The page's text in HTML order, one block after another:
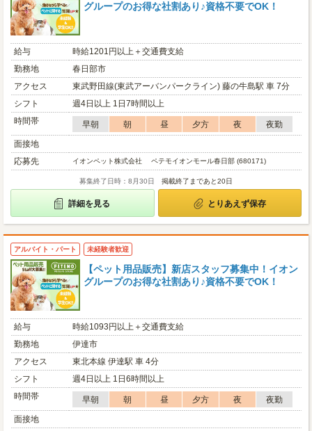
グループのお得な社割あり♪資格不要でOK！
給与
時給1201円以上＋交通費支給
勤務地
春日部市
アクセス
東武野田線(東武アーバンパークライン) 藤の牛島駅 車 7分
シフト
週4日以上 1日7時間以上
時間帯
早朝 朝 昼 夕方 夜
夜勤
面接地
応募先
イオンペット株式会社 ペテモイオンモール春日部 (680171)
募集終了日時：8月30日 掲載終了まであと20日
詳細を見る とりあえず保存
アルバイト・パート 未経験者歓迎
【ペット用品販売】新店スタッフ募集中！イオン
グループのお得な社割あり♪資格不要でOK！
給与
時給1093円以上＋交通費支給
勤務地
伊達市
アクセス
東北本線 伊達駅 車 4分
シフト
週4日以上 1日6時間以上
時間帯
早朝 朝 昼 夕方 夜
夜勤
面接地